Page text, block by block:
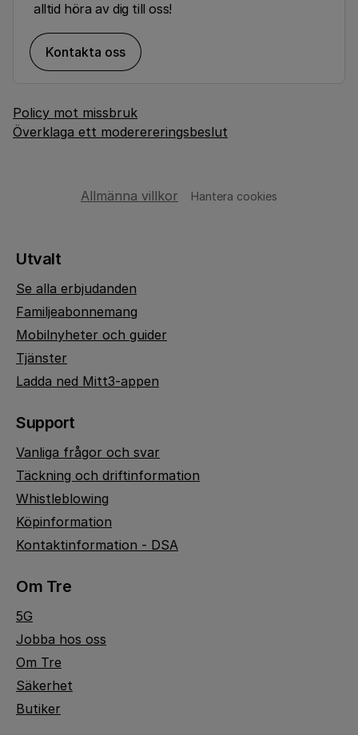
alltid höra av dig till oss!
Kontakta oss
Policy mot missbruk
Överklaga ett moderereringsbeslut
Allmänna villkor Hantera cookies
Utvalt
Se alla erbjudanden
Familjeabonnemang
Mobilnyheter och guider
Tjänster
Ladda ned Mitt3-appen
Support
Vanliga frågor och svar
Täckning och driftinformation
Whistleblowing
Köpinformation
Kontaktinformation - DSA
Om Tre
5G
Jobba hos oss
Om Tre
Säkerhet
Butiker